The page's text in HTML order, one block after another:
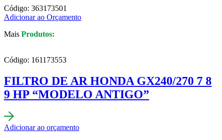
Código: 363173501
Adicionar ao Orçamento
Mais Produtos:
Código: 161173553
FILTRO DE AR HONDA GX240/270 7 8
9 HP “MODELO ANTIGO”
Adicionar ao orçamento